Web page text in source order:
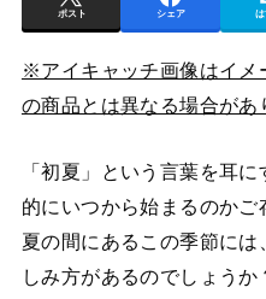
ポスト シェア は
※アイキャッチ画像はイメ
の商品とは異なる場合があ
「初夏」という言葉を耳
的にいつから始まるのか
夏の間にあるこの季節に
しみ方があるのでしょうか